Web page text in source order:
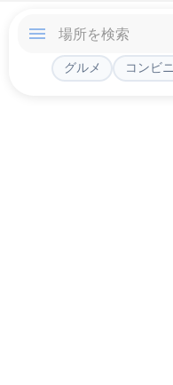
グルメ コンビニ